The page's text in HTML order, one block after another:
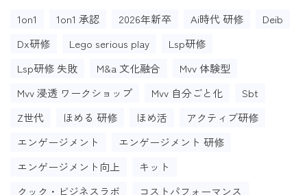
1on1 1on1 承認 2026年新卒 Ai時代 研修
Deib
Dx研修
Lego serious play
Lsp研修
Lsp研修 失敗
M&a 文化融合
Mvv 体験型
Mvv 浸透 ワークショップ
Mvv 自分ごと化
Sbt
Z世代
ほめる 研修 ほめ活
アクティブ研修
エンゲージメント
エンゲージメント 研修
エンゲージメント向上
キット
クック・ビジネスラボ
コストパフォーマンス